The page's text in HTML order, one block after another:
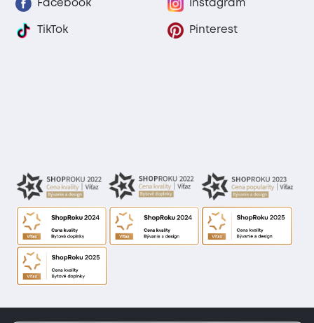
Facebook Instagram
TikTok Pinterest